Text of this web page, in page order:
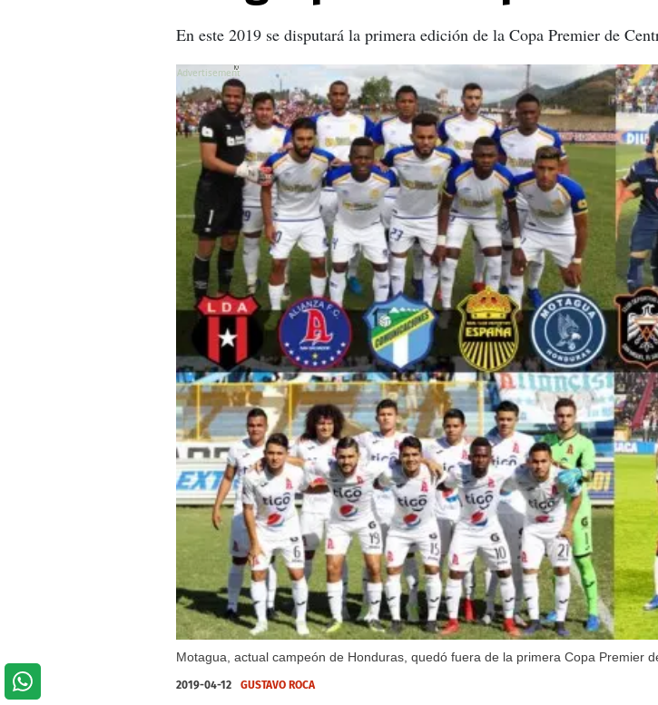
En este 2019 se disputará la primera edición de la Copa Premier de
Motagua, actual campeón de Honduras, quedó fuera de la primera Copa Premier
X
X
2019-04-12 GUSTAVO ROCA